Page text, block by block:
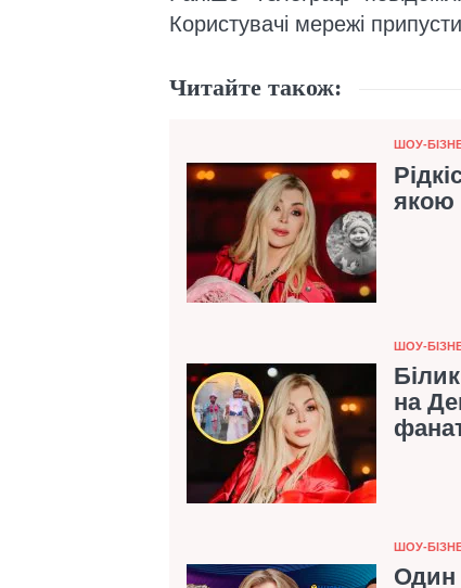
Користувачі мережі
Читайте також:
Категорія
ШОУ-
якою
Категорія
ШОУ-
на
Категорія
ШОУ-
Один